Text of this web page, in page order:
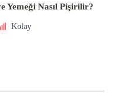
Yemeği Nasıl Pişirilir?
Kolay